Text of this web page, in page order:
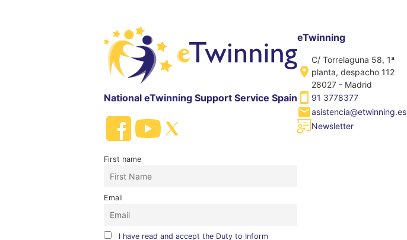
National eTwinning Support Service Spain
First name
Email
I have read and accept the Duty to Inform
eTwinning
C/ Torrelaguna 58, 1ª
planta, despacho 112
28027 - Madrid
91 3778377
asistencia@etwinning.es
Newsletter